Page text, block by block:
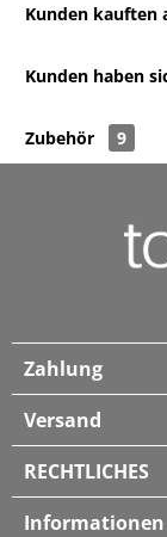
Kunden kauften
Kunden haben
Zubehör 9
Zahlung
Versand
RECHTLICHES
Informationen